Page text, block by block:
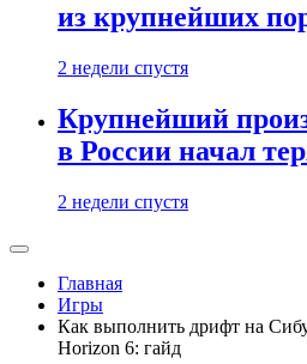
из крупнейших
2 недели спустя
Крупнейший
в России начал
2 недели спустя
Главная
Игры
Как выполнить дрифт на
Horizon 6: гайд